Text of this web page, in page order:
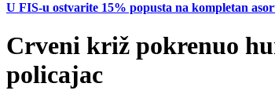
U FIS-u ostvarite 15% popusta na kompletan
Crveni križ pokrenuo
policajac